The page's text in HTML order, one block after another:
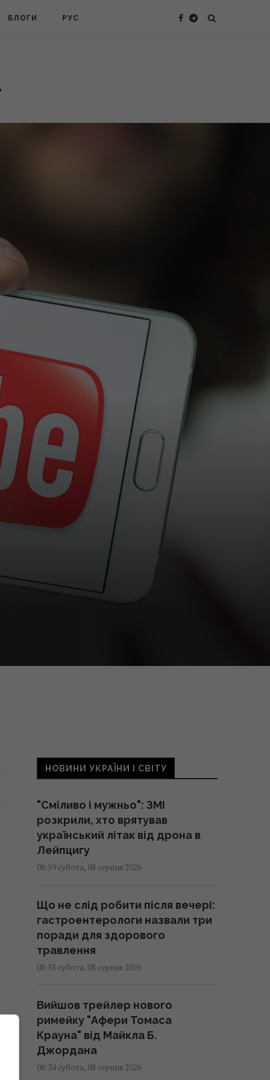
БЛОГИ РУС
НОВИНИ УКРАЇНИ І СВІТУ
"Сміливо і мужньо": ЗМІ
розкрили, хто врятував
український літак від дрона в
Лейпцигу
08:59 субота, 08 серпня 2026
Що не слід робити після вечері:
гастроентерологи назвали три
поради для здорового
травлення
08:58 субота, 08 серпня 2026
Вийшов трейлер нового
римейку "Афери Томаса
Крауна" від Майкла Б.
Джордана
08:34 субота, 08 серпня 2026